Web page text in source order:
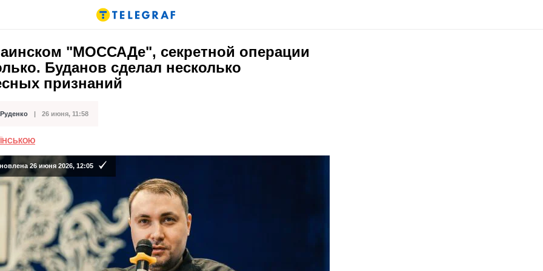
"МОССАДе", секретной операции
Буданов сделал несколько
признаний
26 июня, 11:58
26 июня 2026, 12:05